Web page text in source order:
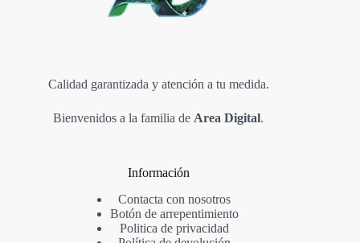
Calidad garantizada y atención a tu medida.
Bienvenidos a la familia de Area Digital.
Información
Contacta con nosotros
Botón de arrepentimiento
Politica de privacidad